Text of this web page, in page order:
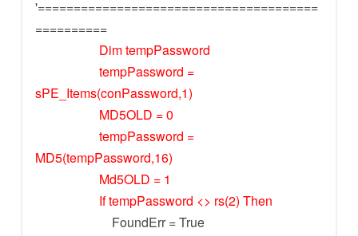
'=======================================
==========
Dim tempPassword
tempPassword =
sPE_Items(conPassword,1)
MD5OLD = 0
tempPassword =
MD5(tempPassword,16)
Md5OLD = 1
If tempPassword <> rs(2) Then
FoundErr = True